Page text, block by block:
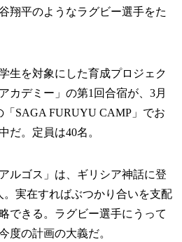
翔平のようなラグビー選手をた
生を対象にした育成プロジェク
カデミー」の第1回合宿が、3月
「SAGA FURUYU CAMP」でお
だ。定員は40名。
ルゴス」は、ギリシア神話に登
。実在すればぶつかり合いを支配
できる。ラグビー選手にうって
度の計画の大義だ。